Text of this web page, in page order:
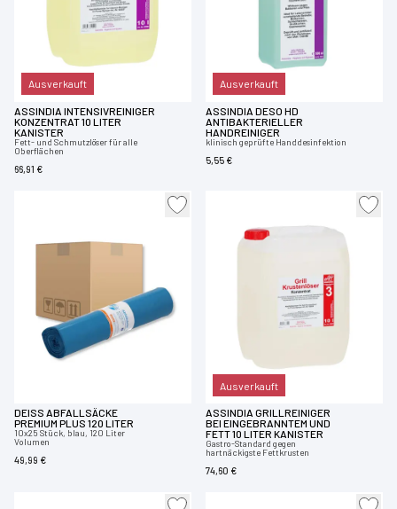
Ausverkauft
ASSINDIA INTENSIVREINIGER
KONZENTRAT 10 LITER
KANISTER
Fett- und Schmutzlöser für alle
Oberflächen
66,91 €
Ausverkauft
ASSINDIA DESO HD
ANTIBAKTERIELLER
HANDREINIGER
klinisch geprüfte Handdesinfektion
5,55 €
DEISS ABFALLSÄCKE
PREMIUM PLUS 120 LITER
10x25 Stück, blau, 120 Liter
Volumen
49,99 €
Ausverkauft
ASSINDIA GRILLREINIGER
BEI EINGEBRANNTEM UND
FETT 10 LITER KANISTER
Gastro-Standard gegen
hartnäckigste Fettkrusten
74,60 €